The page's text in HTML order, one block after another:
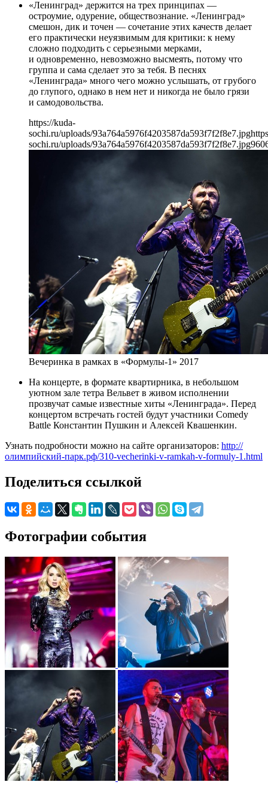
«Ленинград» держится на трех принципах —
остроумие, одурение, обществознание. «Ленинград»
смешон, дик и точен — сочетание этих качеств делает
его практически неуязвимым для критики: к нему
сложно подходить с серьезными мерками,
и одновременно, невозможно высмеять, потому что
группа и сама сделает это за тебя. В песнях
«Ленинграда» много чего можно услышать, от грубого
до глупого, однако в нем нет и никогда не было грязи
и самодовольства.
https://kuda-
sochi.ru/uploads/93a764a5976f4203587da593f7f2f8e7.jpg
sochi.ru/uploads/93a764a5976f4203587da593f7f2f8e7.jpg960
Вечеринка в рамках в «Формулы-1» 2017
На концерте, в формате квартирника, в небольшом
уютном зале тетра Вельвет в живом исполнении
прозвучат самые известные хиты «Ленинграда». Перед
концертом встречать гостей будут участники Comedy
Battle Константин Пушкин и Алексей Квашенкин.
Узнать подробности можно на сайте организаторов: http://
олимпийский-парк.рф/310-vecherinki-v-ramkah-v-formuly-1.html
Поделиться ссылкой
Фотографии события